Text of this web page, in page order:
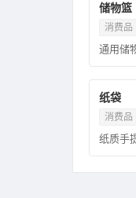
储物篮
消费品
通用储
纸袋
消费品
纸质手